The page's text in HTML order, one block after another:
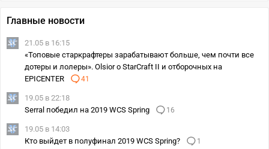
Главные новости
21.05 в 16:15
«Топовые старкрафтеры зарабатывают больше, чем почти все
дотеры и лолеры». Olsior о StarCraft II и отборочных на
EPICENTER
41
19.05 в 22:18
Serral победил на 2019 WCS Spring
16
19.05 в 14:03
Кто выйдет в полуфинал 2019 WCS Spring?
1